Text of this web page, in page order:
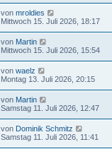
von mroldies
Mittwoch 15. Juli 2026, 18:17
von Martin
Mittwoch 15. Juli 2026, 15:54
von waelz
Montag 13. Juli 2026, 20:15
von Martin
Samstag 11. Juli 2026, 12:47
von Dominik Schmitz
Samstag 11. Juli 2026, 11:41